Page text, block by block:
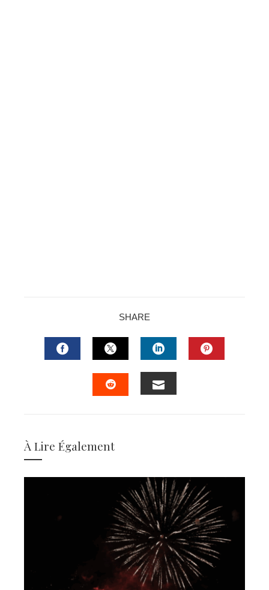
SHARE
FACEBOOKTWITTERLINKEDIN
À Lire Également